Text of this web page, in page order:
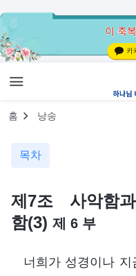
홈 낭송
목차
제7조 사악함과
함(3) 제 6 부
너희가 성경이나